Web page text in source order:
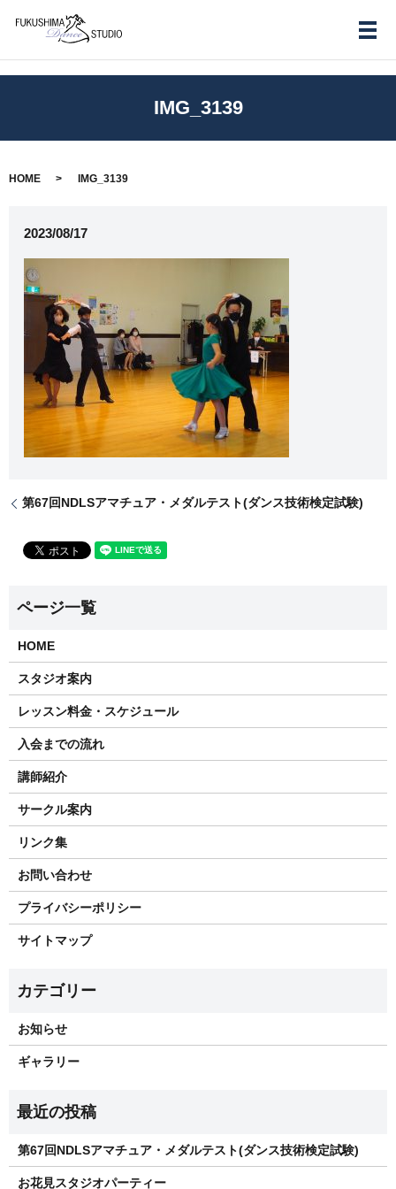
メ
IMG_3139
HOME IMG_3139
2023/08/17
第67回NDLSアマチュア・メダルテスト(ダンス技術検定試験)
HOME
スタジオ案内
レッスン料金・スケジュール
入会までの流れ
講師紹介
サークル案内
リンク集
お問い合わせ
プライバシーポリシー
サイトマップ
お知らせ
ギャラリー
第67回NDLSアマチュア・メダルテスト(ダンス技術検定試験)
お花見スタジオパーティー